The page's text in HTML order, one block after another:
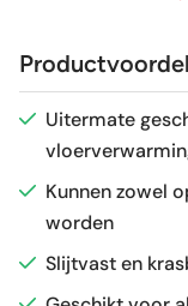
Antislipwaarde
Glans / Mat
Gerectificeerd
Uitermate
Kunnen zowel
worden
Slijtvast en